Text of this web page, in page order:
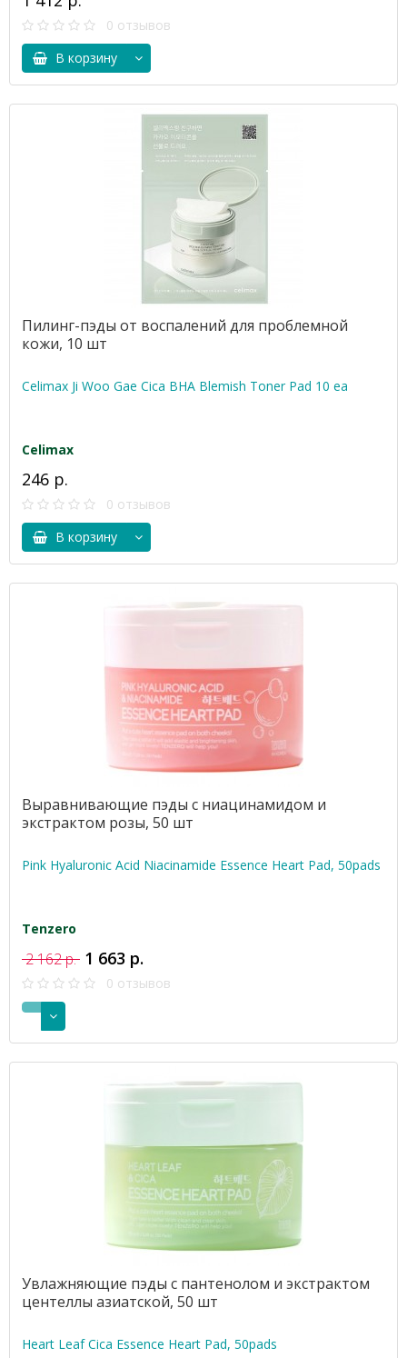
0 отзывов
В корзину
Пилинг-пэды от воспалений для проблемной
кожи, 10 шт
Celimax Ji Woo Gae Cica BHA Blemish Toner Pad 10 ea
Celimax
246 р.
0 отзывов
В корзину
Выравнивающие пэды с ниацинамидом и
экстрактом розы, 50 шт
Pink Hyaluronic Acid Niacinamide Essence Heart Pad, 50pads
Tenzero
2 162 р. 1 663 р.
0 отзывов
Увлажняющие пэды с пантенолом и экстрактом
центеллы азиатской, 50 шт
Heart Leaf Cica Essence Heart Pad, 50pads